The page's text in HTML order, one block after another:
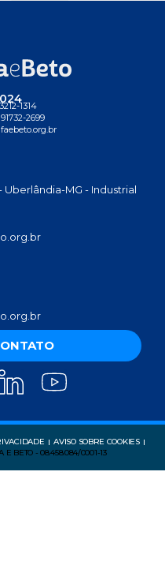
1314
91732-2699
Uberlândia-MG - Industrial
AVISO SOBRE COOKIES
E BETO - 08.458.084/0001-13